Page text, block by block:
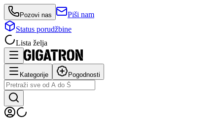
Pozovi nas
Piši nam
Status porudžbine
Lista želja
Kategorije Pogodnosti